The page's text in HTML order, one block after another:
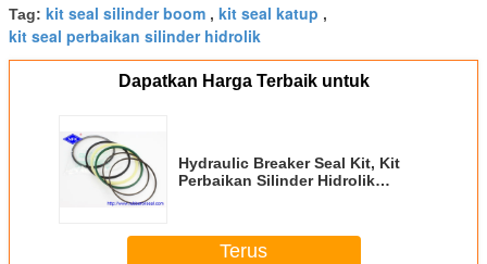
Tag: kit seal silinder boom , kit seal katup ,
kit seal perbaikan silinder hidrolik
Dapatkan Harga Terbaik untuk
Hydraulic Breaker Seal Kit, Kit
Perbaikan Silinder Hidrolik
Terus